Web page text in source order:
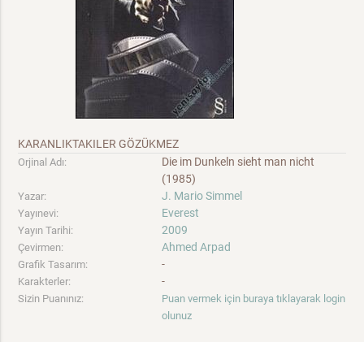
KARANLIKTAKILER GÖZÜKMEZ
Orjinal Adı:
Die im Dunkeln sieht man nicht
(1985)
Yazar: J. Mario Simmel
Yayınevi: Everest
Yayın Tarihi: 2009
Çevirmen: Ahmed Arpad
Grafik Tasarım: -
Karakterler: -
Sizin Puanınız:
Puan vermek için buraya tıklayarak login
olunuz